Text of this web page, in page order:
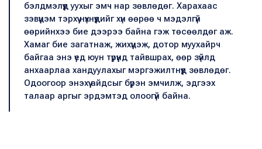
бэлдмэлүүд уухыг эмч нар зөвлөдөг. Харахаас
зэвүүцэм тэрхүү нүхнүүдийг хүн өөрөө ч мэдэлгүй
өөрийнхээ бие дээрээ байна гэж төсөөлдөг аж.
Хамаг бие загатнаж, жихүүцэж, дотор муухайрч
байгаа энэ үед юун түрүүнд тайвшрах, өөр зүйлд
анхаарлаа хандуулахыг мэргэжилтнүүд зөвлөдөг.
Одоогоор энэхүү айдсыг бүрэн эмчилж, эдгээх
талаар аргыг эрдэмтэд олоогүй байна.